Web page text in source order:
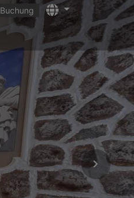
Buchung Languages
Next